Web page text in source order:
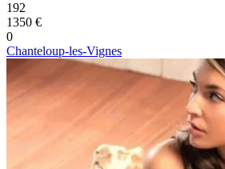
192
1350 €
0
Chanteloup-les-Vignes